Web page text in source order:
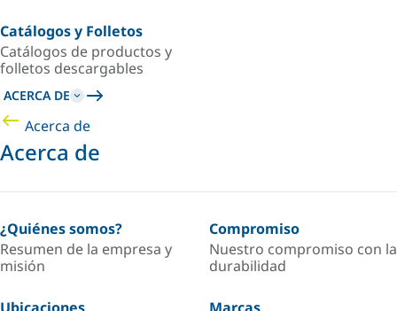
Catálogos y Folletos
Catálogos de productos y
folletos descargables
ACERCA DE
Acerca de
Acerca de
¿Quiénes somos?
Resumen de la empresa y
misión
Compromiso
Nuestro compromiso con la
durabilidad